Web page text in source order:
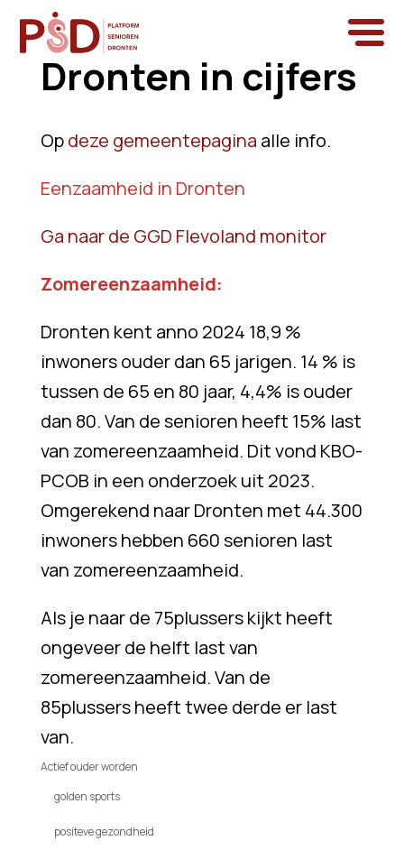
Dronten in cijfers
Opdeze gemeentepagina alle info.
Eenzaamheid in Dronten
Ga naar de GGD Flevoland monitor
Zomereenzaamheid:
Dronten kent anno 2024 18,9 %
inwoners ouder dan 65 jarigen. 14 % is
tussen de 65 en 80 jaar, 4,4% is ouder
dan 80. Van de senioren heeft 15% last
van zomereenzaamheid. Dit vond KBO-
PCOB in een onderzoek uit 2023.
Omgerekend naar Dronten met 44.300
inwoners hebben 660 senioren last
van zomereenzaamheid.
Als je naar de 75plussers kijkt heeft
ongeveer de helft last van
zomereenzaamheid. Van de
85plussers heeft twee derde er last
van.
Actief ouder worden
golden sports
positeve gezondheid